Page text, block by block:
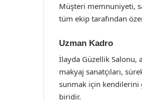
Müşteri memnuniyeti,
tüm ekip tarafından
Uzman Kadro
İlayda Güzellik Salonu,
makyaj sanatçıları,
sunmak için kendilerini
biridir.